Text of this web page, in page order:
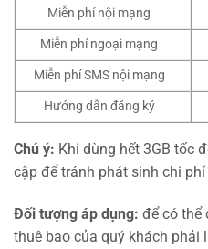
Miễn phí nội mạng
Miễn phí ngoại mạng
Miễn phí SMS nội mạng
Hướng dẫn đăng ký
Chú ý: Khi dùng hết 3GB tốc
cập để tránh phát sinh chi phí
Đối tượng áp dụng: để có thể
thuê bao của quý khách